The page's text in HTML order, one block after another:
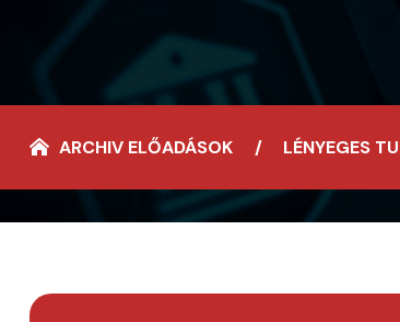
ARCHIV ELŐADÁSOK LÉNYEGES